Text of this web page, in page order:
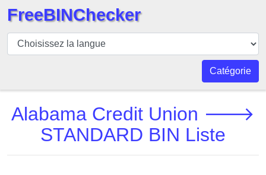
BIN
Vérificateur
Numéro
BIN
API
FreeBINChecker
Catégorie
Alabama Credit Union 🡒
STANDARD BIN Liste